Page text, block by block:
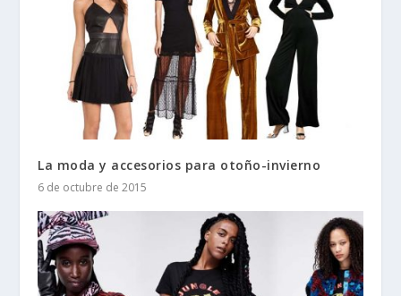
La moda y accesorios para otoño-invierno
6 de octubre de 2015